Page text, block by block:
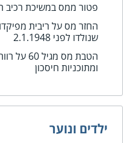
פטור ממס במשיכת רכיב
החזר מס על ריבית
שנולדו לפני 2.1.1948
הטבת מס
ומתוכניות חיסכון
ילדים ונוער